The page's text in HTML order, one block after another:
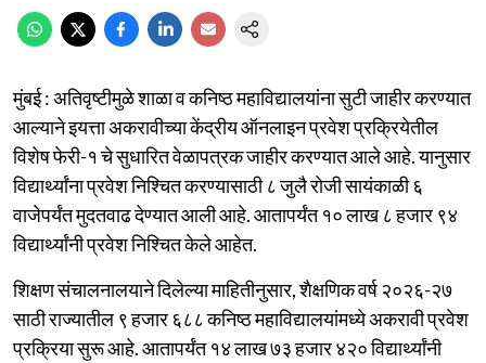
मुंबई : अतिवृष्टीमुळे शाळा व कनिष्ठ महाविद्यालयांना सुटी जाहीर करण्यात
आल्याने इयत्ता अकरावीच्या केंद्रीय ऑनलाइन प्रवेश प्रक्रियेतील
विशेष फेरी-१ चे सुधारित वेळापत्रक जाहीर करण्यात आले आहे. यानुसार
विद्यार्थ्यांना प्रवेश निश्चित करण्यासाठी ८ जुलै रोजी सायंकाळी ६
वाजेपर्यंत मुदतवाढ देण्यात आली आहे. आतापर्यंत १० लाख ८ हजार ९४
विद्यार्थ्यांनी प्रवेश निश्चित केले आहेत.
शिक्षण संचालनालयाने दिलेल्या माहितीनुसार, शैक्षणिक वर्ष २०२६-२७
साठी राज्यातील ९ हजार ६८८ कनिष्ठ महाविद्यालयांमध्ये अकरावी प्रवेश
प्रक्रिया सुरू आहे. आतापर्यंत १४ लाख ७३ हजार ४२० विद्यार्थ्यांनी